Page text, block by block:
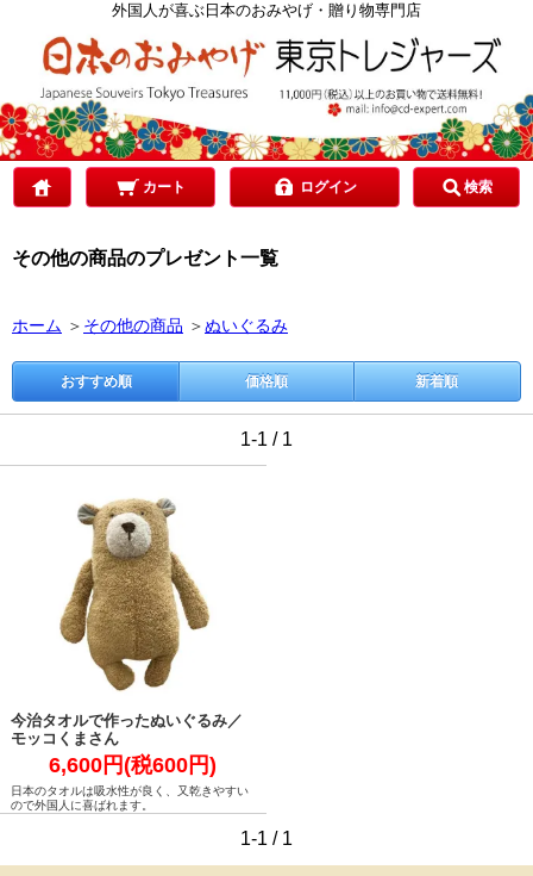
外国人が喜ぶ日本のおみやげ・贈り物専門店
カート ログイン 検索
その他の商品のプレゼント一覧
ホーム ＞ その他の商品 ＞ぬいぐるみ
おすすめ順 価格順 新着順
1-1 / 1
今治タオルで作ったぬいぐるみ／
モッコくまさん
6,600円(税600円)
日本のタオルは吸水性が良く、又乾きやすい
ので外国人に喜ばれます。
1-1 / 1
ご予算で選ぶ
贈り先で選ぶ
目的で選ぶ